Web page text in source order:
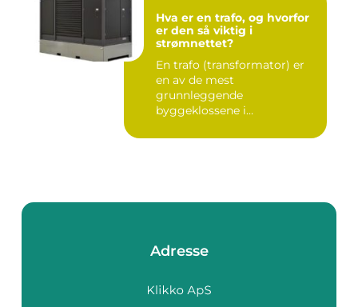
Hva er en trafo, og hvorfor
er den så viktig i
strømnettet?
En trafo (transformator) er
en av de mest
grunnleggende
byggeklossene i
transforma...
Adresse